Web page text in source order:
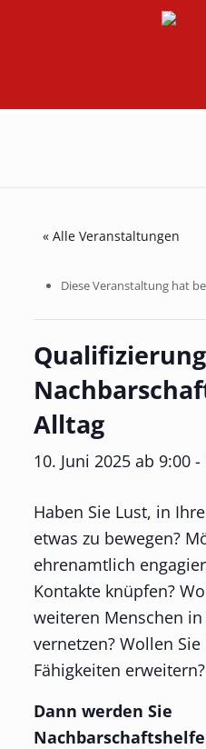
« Alle Veranstaltungen
Diese Veranstaltung hat
Alltag
10. Juni 2025 ab 9:00-
Haben Sie Lust, in
etwas zu bewegen?
ehrenamtlich
Kontakte knüpfen?
weiteren Menschen
vernetzen? Wollen
Fähigkeiten erweitern?
Dann werden Sie